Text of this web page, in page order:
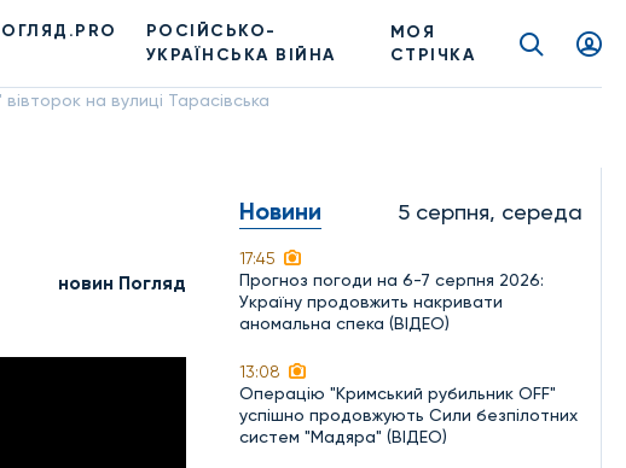
РОСІЙСЬКО-
УКРАЇНСЬКА ВІЙНА
МОЯ
СТРІЧКА
на вулиці Тарасівська
новин Погляд
Новини 5 серпня, середа
17:45
Прогноз погоди на 6-7 серпня 2026:
Україну продовжить накривати
аномальна спека (ВІДЕО)
13:08
Операцію "Кримський рубильник OFF"
успішно продовжують Сили безпілотних
систем "Мадяра" (ВІДЕО)